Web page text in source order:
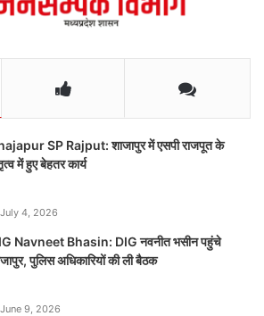
SP Rajput: शाजापुर में एसपी राजपूत के
में हुए बेहतर कार्य
July 4, 2026
Navneet Bhasin: DIG नवनीत भसीन पहुंचे
पुलिस अधिकारियों की ली बैठक
June 9, 2026